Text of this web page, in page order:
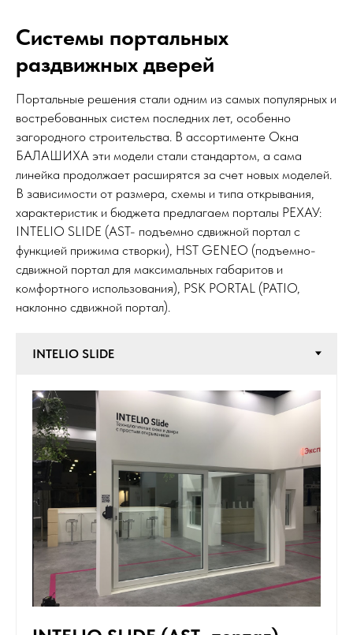
Системы портальных
раздвижных дверей
Портальные решения стали одним из самых популярных и
востребованных систем последних лет, особенно
загородного строительства. В ассортименте Окна
БАЛАШИХА эти модели стали стандартом, а сама
линейка продолжает расширятся за счет новых моделей.
В зависимости от размера, схемы и типа открывания,
характеристик и бюджета предлагаем порталы РЕХАУ:
INTELIO SLIDE (AST- подъемно сдвижной портал с
функцией прижима створки), HST GENEO (подъемно-
сдвижной портал для максимальных габаритов и
комфортного использования), PSK PORTAL (PATIO,
наклонно сдвижной портал).